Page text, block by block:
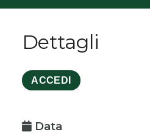
Dettagli
ACCEDI
Data